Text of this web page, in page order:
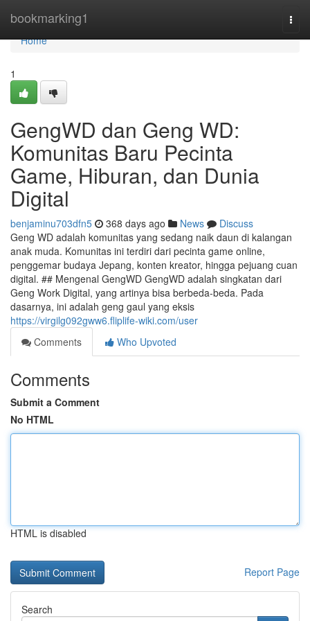
bookmarking1
Home
Home
1
GengWD dan Geng WD:
Komunitas Baru Pecinta
Game, Hiburan, dan Dunia
Digital
benjaminu703dfn5 368 days ago News
Discuss
Geng WD adalah komunitas yang sedang naik daun di kalangan
anak muda. Komunitas ini terdiri dari pecinta game online,
penggemar budaya Jepang, konten kreator, hingga pejuang cuan
digital. ## Mengenal GengWD GengWD adalah singkatan dari
Geng Work Digital, yang artinya bisa berbeda-beda. Pada
dasarnya, ini adalah geng gaul yang eksis
https://virgilg092gww6.fliplife-wiki.com/user
Comments
Who Upvoted
Comments
Submit a Comment
No HTML
HTML is disabled
Report Page
Search